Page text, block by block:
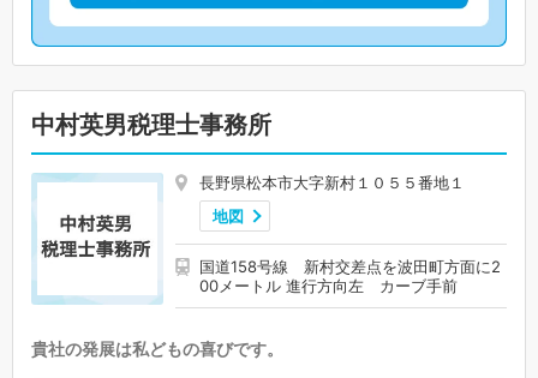
中村英男税理士事務所
長野県松本市大字新村１０５５番地１
地図
国道158号線 新村交差点を波田町方面に2
00メートル 進行方向左 カーブ手前
貴社の発展は私どもの喜びです。